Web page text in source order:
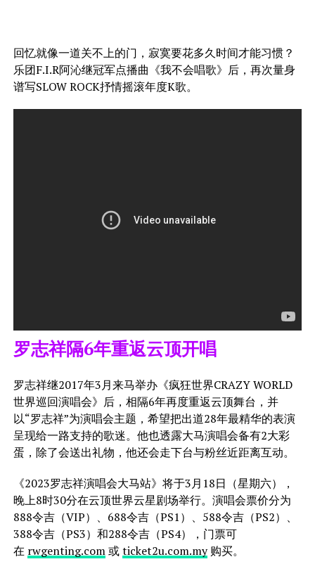
回忆就像一道关不上的门，寂寞要花多久时间才能习惯？
乐团F.I.R阿沁继冠军点播曲《我不会唱歌》后，再次量身
谱写SLOW ROCK抒情摇滚年度K歌。
罗志祥隔6年重返云顶开唱
罗志祥继2017年3月来马举办《疯狂世界CRAZY WORLD
世界巡回演唱会》后，相隔6年再度重返云顶舞台，并
以“罗志祥”为演唱会主题，希望把出道28年最精华的表演
呈现给一路支持的歌迷。他也透露大马演唱会备有2大彩
蛋，除了会送出礼物，他还会走下台与粉丝近距离互动。
《2023罗志祥演唱会大马站》将于3月18日（星期六），
晚上8时30分在云顶世界云星剧场举行。演唱会票价分为
888令吉（VIP）、688令吉（PS1）、588令吉（PS2）、
388令吉（PS3）和288令吉（PS4），门票可
在 rwgenting.com或ticket2u.com.my购买。